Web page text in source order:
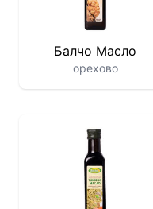
Балчо Масло
орехово